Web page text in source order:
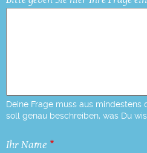
Deine Frage muss aus mindestens
soll genau beschreiben, was Du
Ihr Name